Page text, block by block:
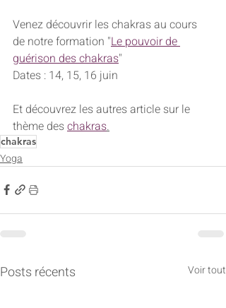
Venez découvrir les chakras au cours
de notre formation "Le pouvoir de
guérison des chakras"
Dates : 14, 15, 16 juin
Et découvrez les autres article sur le
thème des chakras.
chakras
Yoga
Posts récents Voir tout